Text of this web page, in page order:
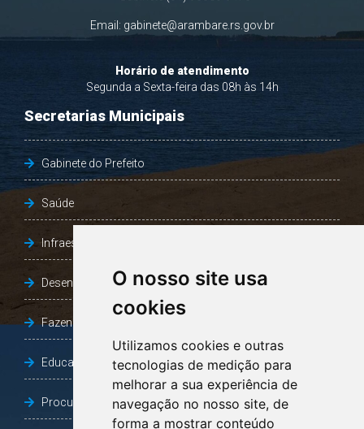
O nosso site usa
cookies
Utilizamos cookies e outras
tecnologias de medição para
melhorar a sua experiência de
navegação no nosso site, de
forma a mostrar conteúdo
Email: gabinete@arambare.rs.gov.br
Horário de atendimento
Segunda a Sexta-feira das 08h às 14h
Secretarias Municipais
Gabinete do Prefeito
Saúde
Infraestrutura, Agricultura e Meio Ambiente
Desenvolvimento Social
Fazenda e Desenvolvimento Econômico
Educação
Procuradoria Geral do Município